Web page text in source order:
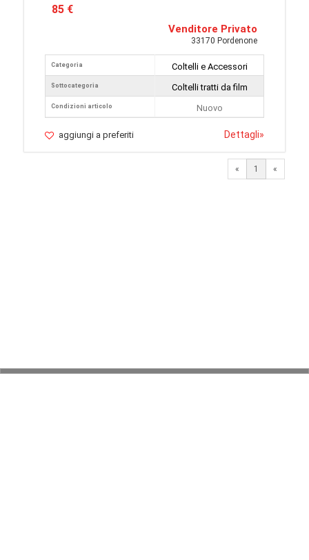
85 €
Venditore Privato
33170 Pordenone
Categoria
Sottocategoria
Condizioni articolo
Coltelli e Accessori
Coltelli tratti da film
Nuovo
aggiungi a preferiti Dettagli»
« 1 «